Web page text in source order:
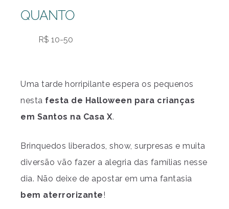
QUANTO
R$ 10-50
Uma tarde horripilante espera os pequenos
nesta festa de Halloween para crianças
em Santos na Casa X.
Brinquedos liberados, show, surpresas e muita
diversão vão fazer a alegria das famílias nesse
dia. Não deixe de apostar em uma fantasia
bem aterrorizante!